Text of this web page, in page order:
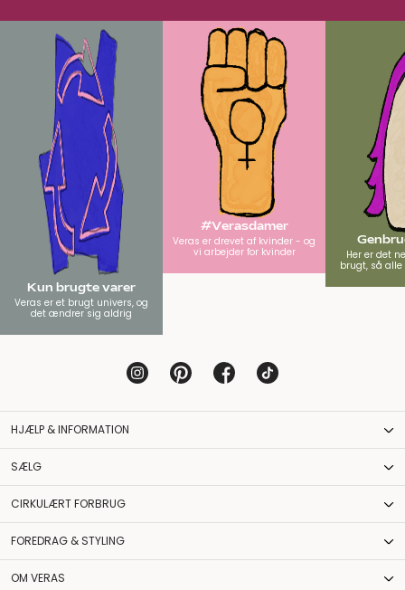
Kun brugte varer
Veras er et brugt univers, og
det ændrer sig aldrig
#Verasdamer
Veras er drevet af kvinder - og
vi arbejder for kvinder
Her er det
brugt, så
HJÆLP & INFORMATION
SÆLG
CIRKULÆRT FORBRUG
FOREDRAG & STYLING
OM VERAS